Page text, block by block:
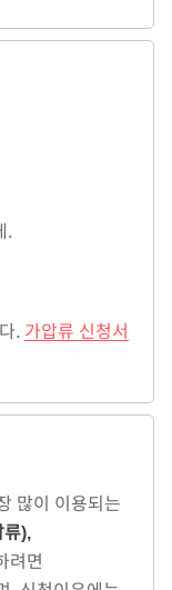
.
. 가압류 신청서
많이 이용되는
),
려면